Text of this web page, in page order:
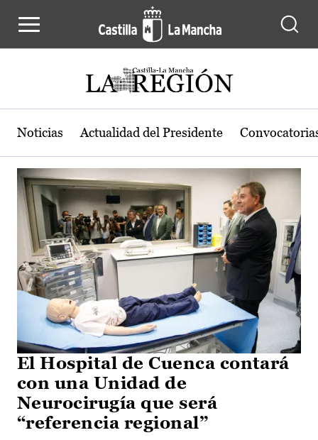
Actualidad de la región de Castilla-
Noticias Actualidad del Presidente
El Hospital de Cuenca contará
con una Unidad de
Neurocirugía que será
“referencia regional”